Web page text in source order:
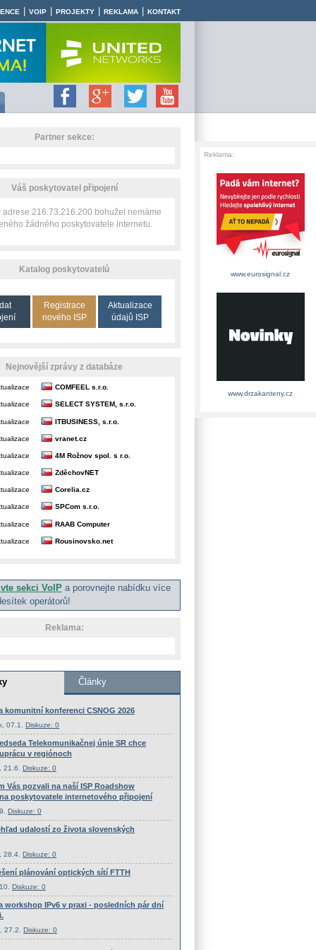
VOIP PROJEKTY REKLAMA KONTAKT
Partner sekce:
Váš poskytovatel připojení
adrese 216.73.216.200 bohužel nemáme
žádného poskytovatele internetu.
Katalog poskytovatelů
Registrace
nového ISP
Aktualizace
údajů ISP
Nejnovější zprávy z databáze
COMFEEL s.r.o.
SELECT SYSTEM, s.r.o.
ITBUSINESS, s.r.o.
vranet.cz
4M Rožnov spol. s r.o.
ZděchovNET
Corelia.cz
SPCom s.r.o.
RAAB Computer
Rousinovsko.net
sekci VoIP a porovnejte nabídku více
operátorů!
Reklama:
Reklama:
www.eurosignal.cz
www.drzakanteny.cz